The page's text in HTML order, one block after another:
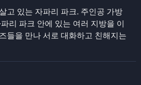
고 있는 자파리 파크. 주인공 가방
리 파크 안에 있는 여러 지방을 이
들을 만나 서로 대화하고 친해지는